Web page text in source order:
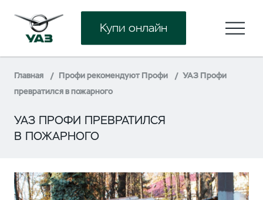
Купи онлайн
Главная Профи рекомендуют Профи
УАЗ Профи
превратился в пожарного
УАЗ ПРОФИ ПРЕВРАТИЛСЯ
В ПОЖАРНОГО